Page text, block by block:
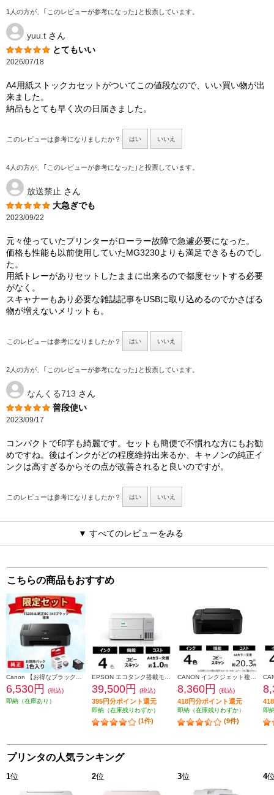
1人の方が、｢このレビューが参考になった｣と投票しています。
yuu.t さん
とてもいい
2026/07/18
A4用紙ストックカセットがついてこの値段なので、いい買い物が出
来ました。
納品もとても早く次の日届きました。
このレビューは参考になりましたか？ はい いいえ
4人の方が、｢このレビューが参考になった｣と投票しています。
放送禁止 さん
大急ぎでも
2023/09/22
元々使っていたプリンターがローラー故障で急遽必要になった。
価格も性能も以前使用していたMG3230よりも満足できるものでし
た。
用紙トレーがありセットしたままに出来るので都度セットする必要
がなく。
スキャナーもあり必要な雑誌記事をUSBに取り込めるのでかさばる
物が増えないメリットも。
このレビューは参考になりましたか？ はい いいえ
2人の方が、｢このレビューが参考になった｣と投票しています。
なんくる713 さん
普段使い
2023/09/17
コンパクトで印字も綺麗です。セットも簡便で不慣れな方にもお勧
めですね。後はインクがどの程度維持出来るか、キャノンの純正イ
ンクは高すぎるからその点が改善されると良いのですが。
このレビューは参考になりましたか？ はい いいえ
▼ すべてのレビューをみる
こちらの商品もおすすめ
6,530円
(税込)
即納（在庫あり）
39,500円 (税込)
395円分ポイント還元
即納（在庫残りわずか）
(1件)
8,360円 (税込)
418円分ポイント還元
即納（在庫残りわずか）
(9件)
即
プリンタの人気ランキング
1位 2位 3位 4